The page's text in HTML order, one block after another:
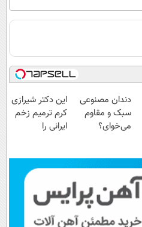
دندان مصنوعی
سبک و مقاوم
می‌خوای؟
📍تهران
این دکتر شیرازی
کرم ترمیم زخم
ایرانی را